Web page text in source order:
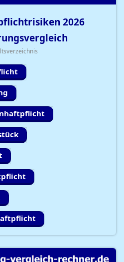
2026